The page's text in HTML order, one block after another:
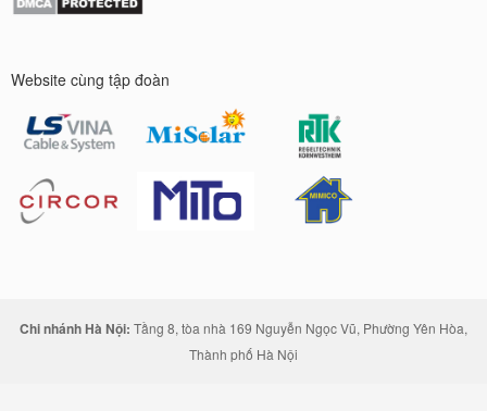
Website cùng tập đoàn
Chi nhánh Hà Nội: Tầng 8, tòa nhà 169 Nguyễn Ngọc Vũ, Phường Yên Hòa,
Thành phố Hà Nội